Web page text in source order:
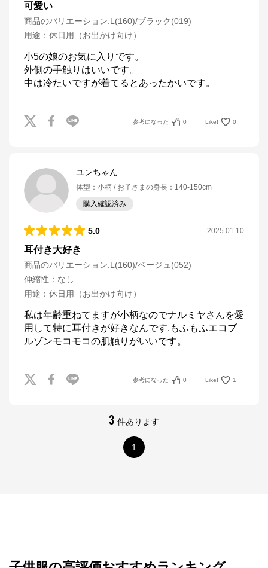
可愛い
商品のバリエーション:L(160)/ブラック(019)
用途 ： 休日用（お出かけ向け）
小5の娘のお気に入りです。
外側の手触りはいいです。
中は冷たいですが着てるとあったかいです。
参考になった 0 Like! 0
ユンちゃん
体型 ： 小柄 お子さまの身長 ： 140-150cm
購入確認済み
5.0 2025.01.10
耳付き大好き
商品のバリエーション:L(160)/ベージュ(052)
伸縮性 ： なし
用途 ： 休日用（お出かけ向け）
私は年齢重ねてますが小柄なのでナルミヤさんを愛
用して特に耳付きが好きなんです.もふもふエコブ
ルゾンモコモコの肌触りがいいです。
参考になった 0 Like! 1
3 件あります
1